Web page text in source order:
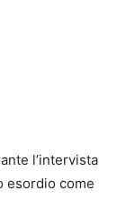
l’intervista
esordio come